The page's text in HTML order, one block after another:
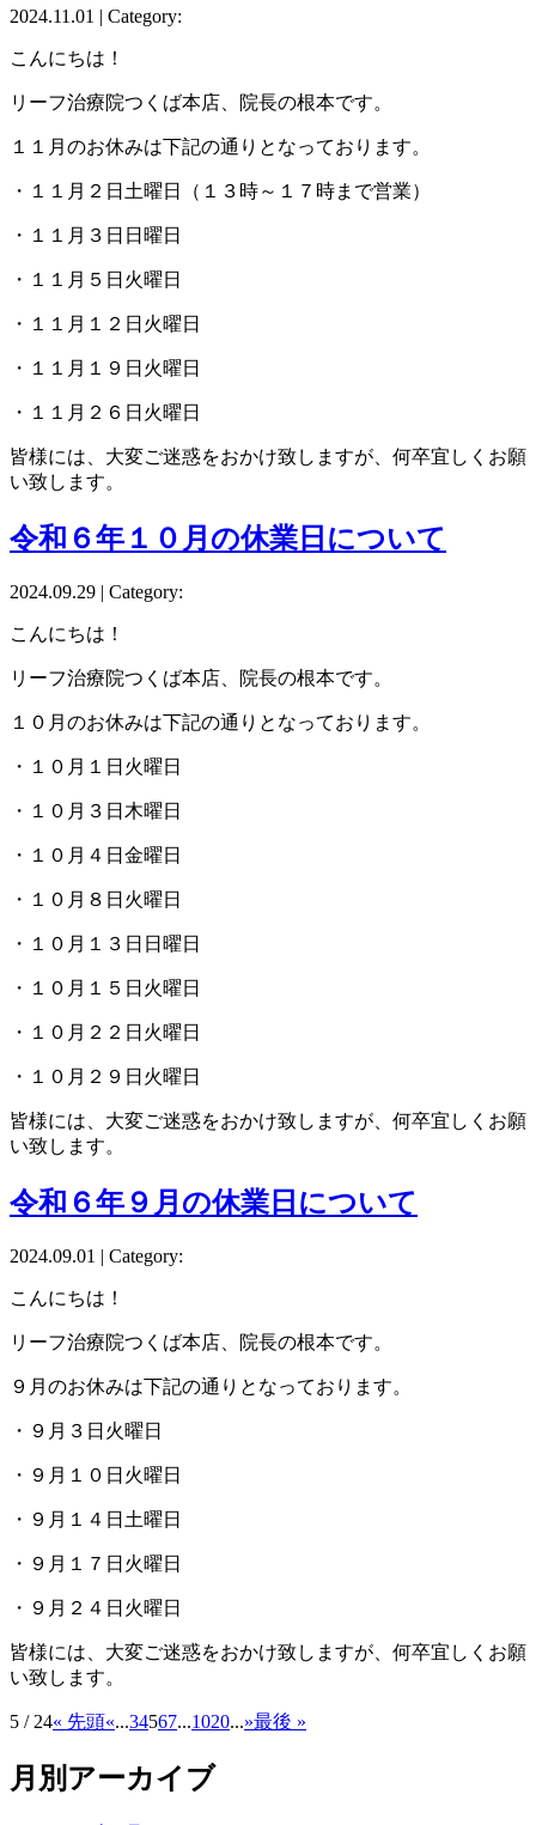
2024.11.01 | Category:
こんにちは！
リーフ治療院つくば本店、院長の根本です。
１１月のお休みは下記の通りとなっております。
・１１月２日土曜日（１３時～１７時まで営業）
・１１月３日日曜日
・１１月５日火曜日
・１１月１２日火曜日
・１１月１９日火曜日
・１１月２６日火曜日
皆様には、大変ご迷惑をおかけ致しますが、何卒宜しくお願
い致します。
令和６年１０月の休業日について
2024.09.29 | Category:
こんにちは！
リーフ治療院つくば本店、院長の根本です。
１０月のお休みは下記の通りとなっております。
・１０月１日火曜日
・１０月３日木曜日
・１０月４日金曜日
・１０月８日火曜日
・１０月１３日日曜日
・１０月１５日火曜日
・１０月２２日火曜日
・１０月２９日火曜日
皆様には、大変ご迷惑をおかけ致しますが、何卒宜しくお願
い致します。
令和６年９月の休業日について
2024.09.01 | Category:
こんにちは！
リーフ治療院つくば本店、院長の根本です。
９月のお休みは下記の通りとなっております。
・９月３日火曜日
・９月１０日火曜日
・９月１４日土曜日
・９月１７日火曜日
・９月２４日火曜日
皆様には、大変ご迷惑をおかけ致しますが、何卒宜しくお願
い致します。
5 / 24« 先頭«...34567...1020...»最後 »
月別アーカイブ